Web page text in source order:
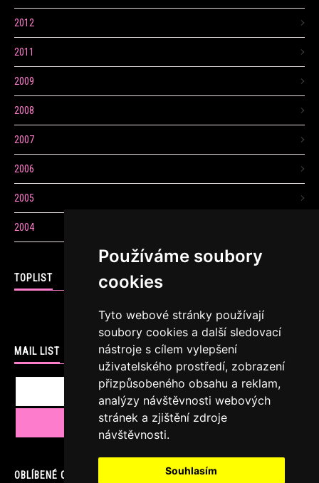
Používáme soubory
cookies
Tyto webové stránky používají
soubory cookies a další sledovací
nástroje s cílem vylepšení
uživatelského prostředí, zobrazení
přizpůsobeného obsahu a reklam,
analýzy návštěvnosti webových
stránek a zjištění zdroje
návštěvnosti.
Souhlasím
2012
2011
2009
2008
2007
2006
2005
2004
TOPLIST
MAIL LIST
OBLÍBENÉ ODKAZY